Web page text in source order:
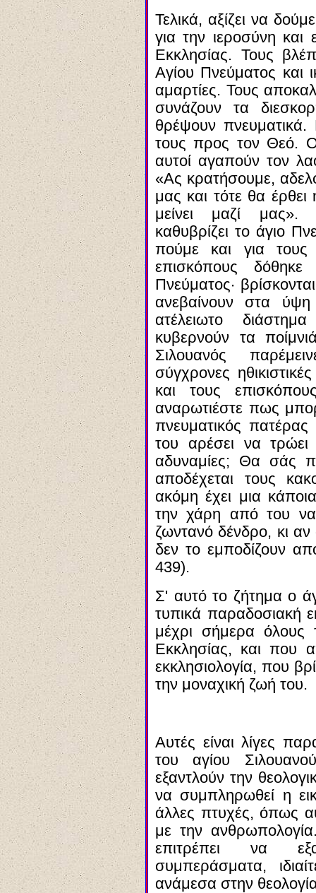
Τελικά, αξίζει να
για την ιεροσύνη και
Εκκλησίας. Τους
Αγίου Πνεύματος και
αμαρτίες. Τους
συνάζουν τα
θρέψουν πνευματικά.
τους προς τον Θεό.
αυτοί αγαπούν τον
«Ας κρατήσουμε,
μας και τότε θα
μείνει μαζί μας».
καθυβρίζει το άγιο
πούμε και για τους
επισκόπους
Πνεύματος·
ανεβαίνουν στα
ατέλειωτο
κυβερνούν τα
Σιλουανός
σύγχρονες
και τους
αναρωτιέστε πως
πνευματικός
του αρέσει να τρώει
αδυναμίες; Θα σάς
αποδέχεται τους
ακόμη έχει μια
την χάρη από του
ζωντανό δένδρο, κι
δεν το εμποδίζουν
439).
Σ' αυτό το ζήτημα ο
τυπικά παραδοσιακή
μέχρι σήμερα όλους
Εκκλησίας, και που
εκκλησιολογία, που
την μοναχική ζωή του.
Αυτές είναι λίγες
του αγίου
εξαντλούν την
να συμπληρωθεί η
άλλες πτυχές, όπως
με την
επιτρέπει να
συμπεράσματα,
ανάμεσα στην